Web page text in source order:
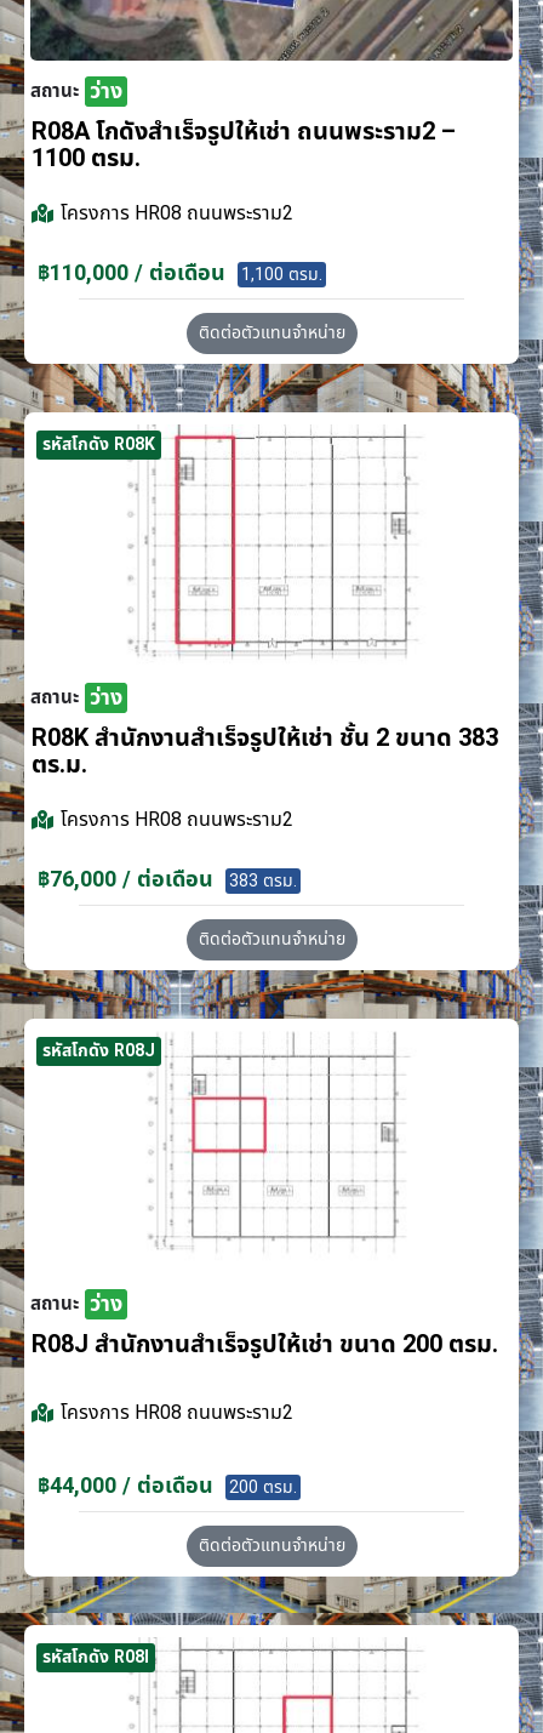
สถานะ ว่าง
R08A โกดังสำเร็จรูปให้เช่า ถนนพระราม2 –
1100 ตรม.
โครงการ HR08 ถนนพระราม2
฿110,000 / ต่อเดือน 1,100 ตรม.
ติดต่อตัวแทนจำหน่าย
รหัสโกดัง R08K
สถานะ ว่าง
R08K สำนักงานสำเร็จรูปให้เช่า ชั้น 2 ขนาด 383
ตร.ม.
โครงการ HR08 ถนนพระราม2
฿76,000 / ต่อเดือน 383 ตรม.
ติดต่อตัวแทนจำหน่าย
รหัสโกดัง R08J
สถานะ ว่าง
R08J สำนักงานสำเร็จรูปให้เช่า ขนาด 200 ตรม.
โครงการ HR08 ถนนพระราม2
฿44,000 / ต่อเดือน 200 ตรม.
ติดต่อตัวแทนจำหน่าย
รหัสโกดัง R08I